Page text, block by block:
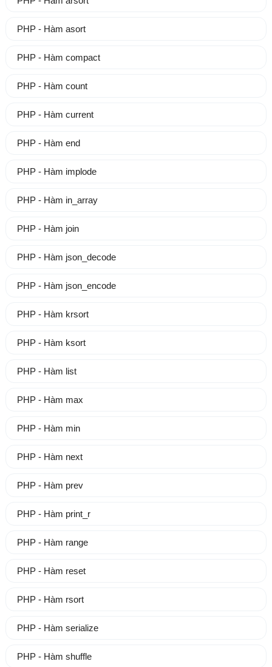
PHP - Hàm asort
PHP - Hàm compact
PHP - Hàm count
PHP - Hàm current
PHP - Hàm end
PHP - Hàm implode
PHP - Hàm in_array
PHP - Hàm join
PHP - Hàm json_decode
PHP - Hàm json_encode
PHP - Hàm krsort
PHP - Hàm ksort
PHP - Hàm list
PHP - Hàm max
PHP - Hàm min
PHP - Hàm next
PHP - Hàm prev
PHP - Hàm print_r
PHP - Hàm range
PHP - Hàm reset
PHP - Hàm rsort
PHP - Hàm serialize
PHP - Hàm shuffle